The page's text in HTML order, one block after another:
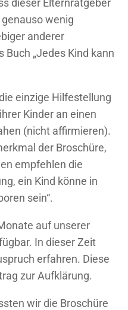
dieser Elternratgeber
wenig
anderer
Buch „Jedes Kind kann
einzige Hilfestellung
Kinder an einen
(nicht affirmieren).
der Broschüre,
empfehlen die
ein Kind könne in
sein“.
auf unserer
In dieser Zeit
erfahren. Diese
zur Aufklärung.
wir die Broschüre